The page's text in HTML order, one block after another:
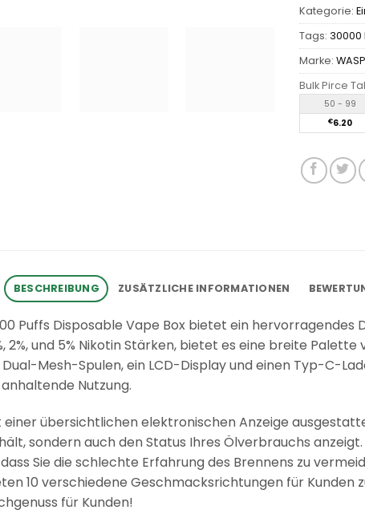
Kategorie:
Tags: 30000
Marke:
Bulk Pirce
50 - 99
€6.20
BESCHREIBUNG ZUSÄTZLICHE INFORMATIONEN
Puffs Disposable Vape Box bietet ein
2%, und 5% Nikotin Stärken, bietet es eine breite
Mesh-Spulen, ein LCD-Display und einen Typ-C-
Nutzung.
einer übersichtlichen elektronischen Anzeige
sondern auch den Status Ihres Ölverbrauchs
Sie die schlechte Erfahrung des Brennens zu
10 verschiedene Geschmacksrichtungen für Kunden
für Kunden!